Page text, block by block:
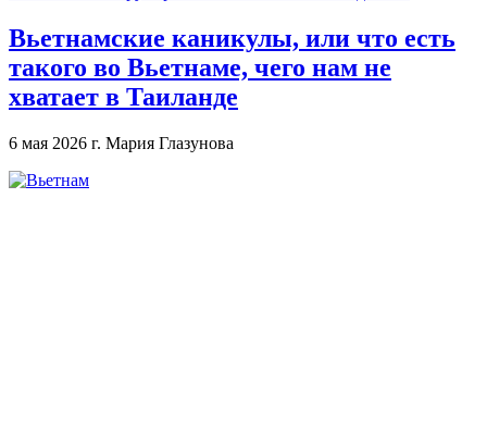
Вьетнамские каникулы, или что есть
такого во Вьетнаме, чего нам не
хватает в Таиланде
6 мая 2026 г. Мария Глазунова